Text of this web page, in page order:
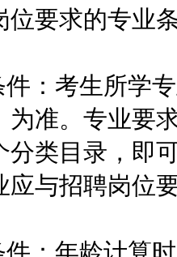
位要求的专业
考生所学专
为准。专业要
分类目录，即
应与招聘岗位